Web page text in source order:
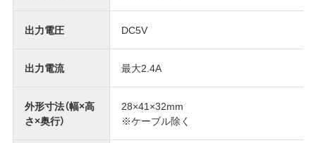
出力電圧 DC5V
出力電流 最大2.4A
外形寸法（幅×高
さ×奥行）
28×41×32mm
※ケーブル除く